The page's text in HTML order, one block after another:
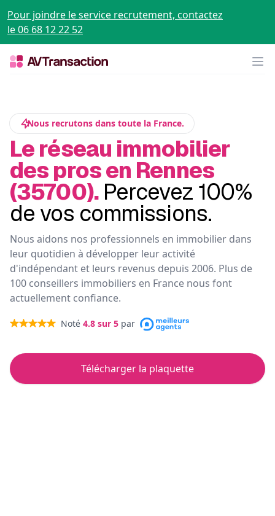
Pour joindre le service recrutement, contactez
le 06 68 12 22 52
Nous recrutons dans toute la France.
Le réseau immobilier
des pros en Rennes
(35700). Percevez 100%
de vos commissions.
Nous aidons nos professionnels en immobilier dans
leur quotidien à développer leur activité
d'indépendant et leurs revenus depuis 2006. Plus de
100 conseillers immobiliers en France nous font
actuellement confiance.
Noté 4.8 sur 5 par
Télécharger la plaquette